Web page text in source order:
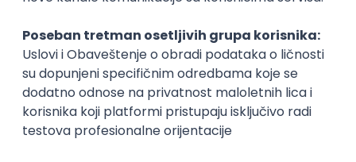
Ključne statistike
Prosečnaocenastudiranja 🧑‍🎓
"Prosečna ocena studiranja"
predstavlja prosečnu ocenu koju